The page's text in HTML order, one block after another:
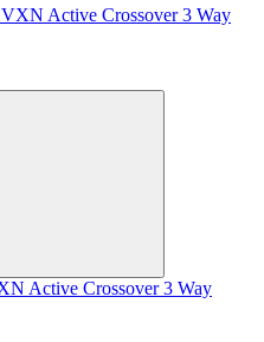
Active Crossover 3 Way